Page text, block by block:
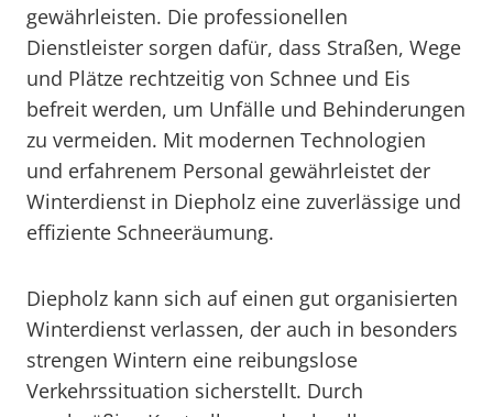
gewährleisten. Die professionellen
Dienstleister sorgen dafür, dass Straßen, Wege
und Plätze rechtzeitig von Schnee und Eis
befreit werden, um Unfälle und Behinderungen
zu vermeiden. Mit modernen Technologien
und erfahrenem Personal gewährleistet der
Winterdienst in Diepholz eine zuverlässige und
effiziente Schneeräumung.
Diepholz kann sich auf einen gut organisierten
Winterdienst verlassen, der auch in besonders
strengen Wintern eine reibungslose
Verkehrssituation sicherstellt. Durch